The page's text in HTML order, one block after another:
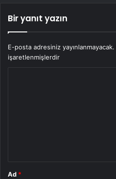
Bir yanıt yazın
E-posta adresiniz yayınlanmayacak.
işaretlenmişlerdir
Ad *